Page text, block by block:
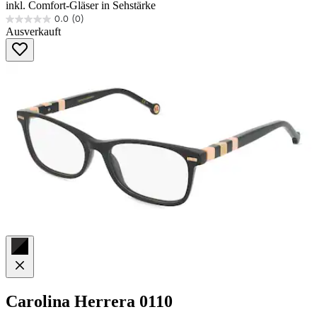
inkl. Comfort-Gläser in Sehstärke
0.0 (0)
0.0
von
Sternen.
Ausverkauft
Carolina Herrera 0110